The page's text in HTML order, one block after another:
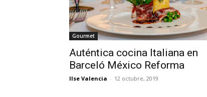
Gourmet
Auténtica cocina Italiana en
Barceló México Reforma
Ilse Valencia - 12 octubre, 2019